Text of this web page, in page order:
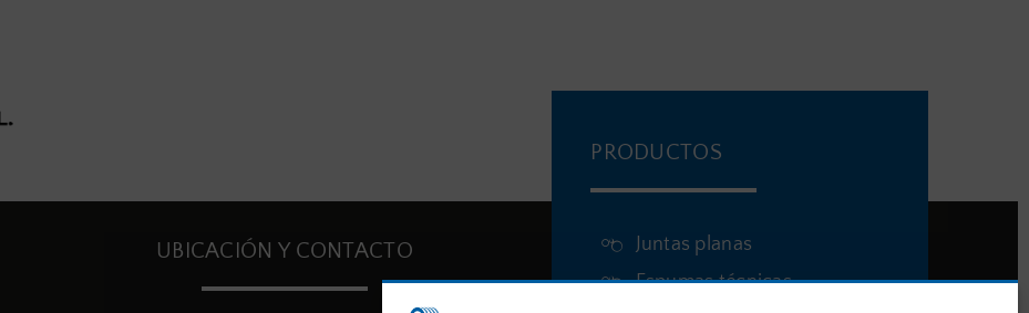
UBICACIÓN Y CONTACTO
PRODUCTOS
Juntas planas
Espumas técnicas